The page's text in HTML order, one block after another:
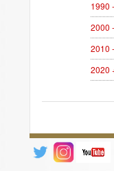
1990
2000
2010
2020